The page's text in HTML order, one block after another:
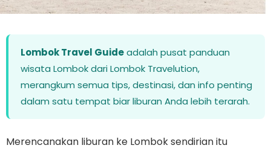
Lombok Travel Guideadalah pusat panduan
wisata Lombok dari Lombok Travelution,
merangkum semua tips, destinasi, dan info penting
dalam satu tempat biar liburan Anda lebih terarah.
Merencanakan liburan ke Lombok sendirian itu